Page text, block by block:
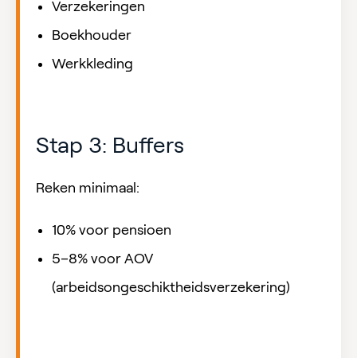
Verzekeringen
Boekhouder
Werkkleding
Stap 3: Buffers
Reken minimaal:
10% voor pensioen
5–8% voor AOV
(arbeidsongeschiktheidsverzekering)